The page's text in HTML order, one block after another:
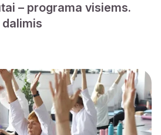
– programa visiems.